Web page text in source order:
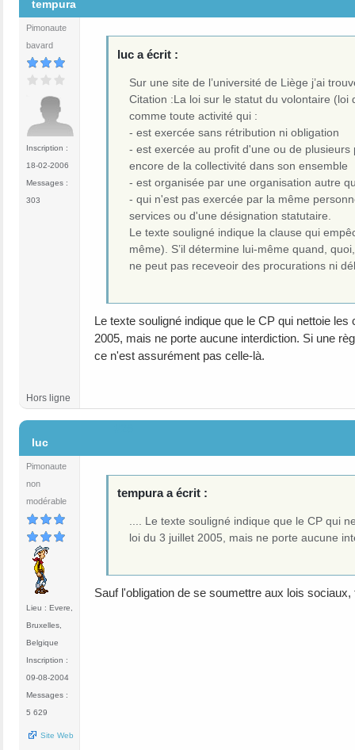
tempura
Pimonaute
bavard
Inscription :
18-02-2006
Messages :
303
luc a écrit :
Sur une site de l’université de Liège j’ai
Citation :La loi sur le statut du volontaire
comme toute activité qui :
- est exercée sans rétribution ni obligation
- est exercée au profit d'une ou de
encore de la collectivité dans son ensemble
- est organisée par une organisation autre
- qui n'est pas exercée par la même
services ou d'une désignation statutaire.
Le texte souligné indique la clause qui
même). S’il détermine lui-même quand,
ne peut pas receveoir des procurations ni
Le texte souligné indique que le CP qui nettoie
2005, mais ne porte aucune interdiction. Si une
ce n'est assurément pas celle-là.
Hors ligne
luc
Pimonaute
non
modérable
Lieu : Evere,
Bruxelles,
Belgique
Inscription :
09-08-2004
Messages :
5 629
Site Web
tempura a écrit :
.... Le texte souligné indique que le CP qui
loi du 3 juillet 2005, mais ne porte aucune
Sauf l'obligation de se soumettre aux lois